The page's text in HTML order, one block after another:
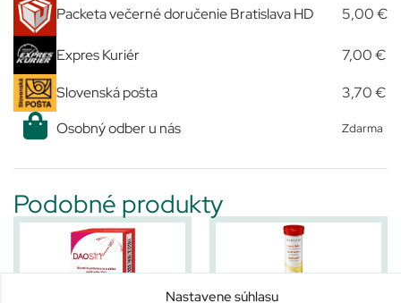
Nastavene súhlasu
Packeta večerné doručenie Bratislava HD 5,00 €
Expres Kuriér 7,00 €
Slovenská pošta
3,70 €
Osobný odber u nás
Zdarma
Podobné produkty